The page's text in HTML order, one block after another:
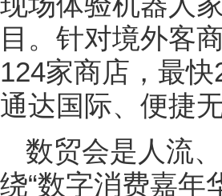
目。针对境外客
124家商店，最
通达国际、便捷无
数贸会是人流
绕“数字消费嘉年